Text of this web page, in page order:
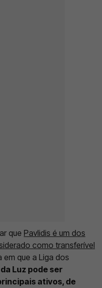
que Pavlidis é um dos
como transferível
em que a Liga dos
Luz pode ser
ativos, de